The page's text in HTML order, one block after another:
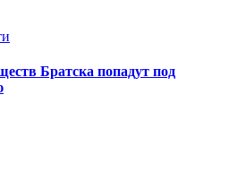
Братска попадут под